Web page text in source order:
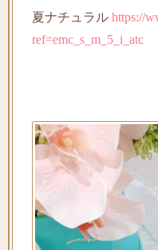
夏ナチュラル https://
ref=emc_s_m_5_i_atc